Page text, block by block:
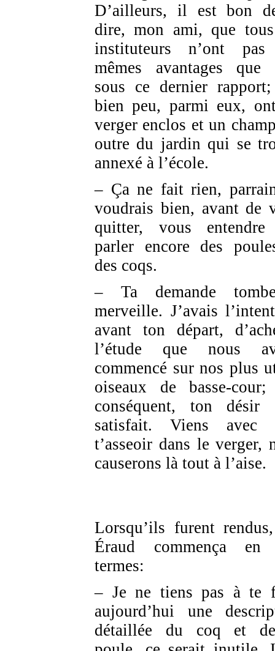
D’ailleurs, il est bon
dire, mon ami, que
instituteurs n’ont
mêmes avantages que
sous ce dernier
bien peu, parmi eux,
verger enclos et un
outre du jardin qui se
annexé à l’école.
– Ça ne fait rien,
voudrais bien, avant de
quitter, vous entendre
parler encore des
des coqs.
– Ta demande
merveille. J’avais
avant ton départ,
l’étude que nous
commencé sur nos plus
oiseaux de basse-
conséquent, ton désir
satisfait. Viens avec
t’asseoir dans le verger,
causerons là tout à l’aise.
Lorsqu’ils furent
Éraud commença en
termes:
– Je ne tiens pas à te
aujourd’hui une
détaillée du coq et